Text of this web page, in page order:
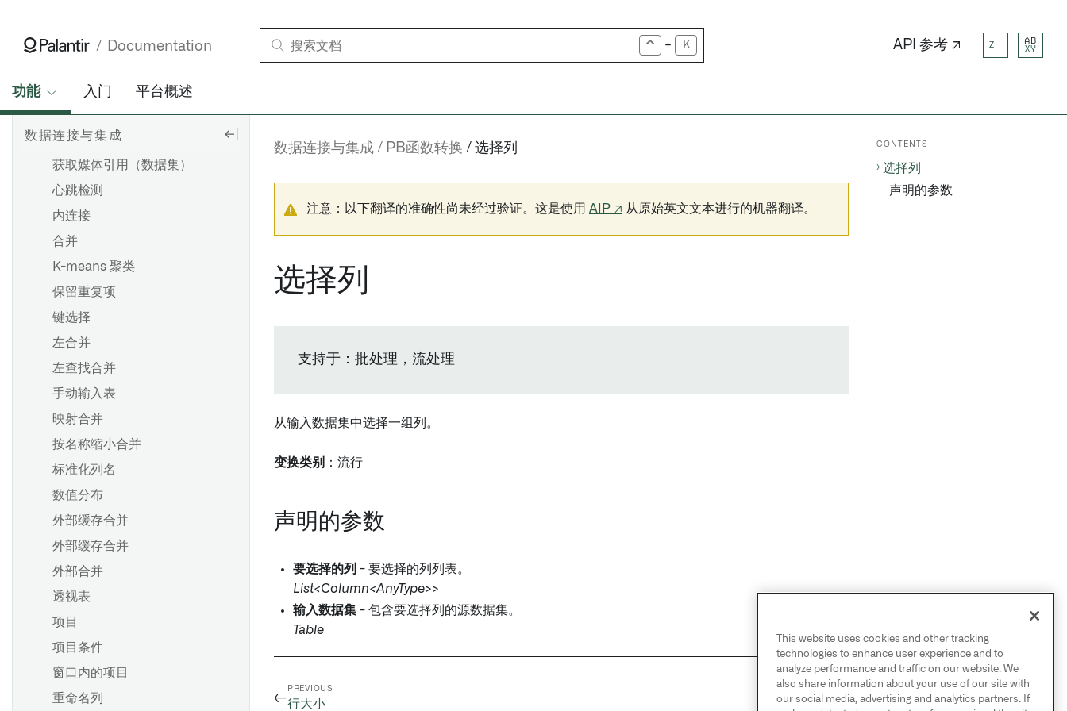
Documentation + K API 参考 ↗ ZH
AB
XY
功能 入门 平台概述
数据连接与集成
分支和发布流程
搭建生产流水线
颜色组
导出管道代码
概览
创建分支
提出更改
批准更改
分支保护
回退分支
概述
创建计划
调度器中的 AIP 功能
数据期望
配置数据健康检查
在 Pipeline Builder 中进行单
元测试
GeoPoint-to-GeoPoint 3d距离
几何交集合并
几何 knn 内部合并
几何 knn 左合并
获取媒体引用（数据集）
心跳检测
内连接
合并
K-means 聚类
保留重复项
键选择
左合并
左查找合并
手动输入表
映射合并
按名称缩小合并
标准化列名
数值分布
外部缓存合并
外部缓存合并
外部合并
透视表
项目
项目条件
窗口内的项目
重命名列
数据连接与集成 PB函数转换 选择列
注意：以下翻译的准确性尚未经过验证。这是使用 AIP ↗ 从原始英文文本进行的机器翻译。
选择列
支持于：批处理，流处理
从输入数据集中选择一组列。
变换类别 ：流行
声明的参数
要选择的列 - 要选择的列列表。
List<Column<AnyType>>
输入数据集 - 包含要选择列的源数据集。
Table
←
PREVIOUS
行大小
NEXT
半连接→
CONTENTS
选择列
声明的参数
This website uses cookies and other tracking
technologies to enhance user experience and to
analyze performance and traffic on our website. We
also share information about your use of our site with
our social media, advertising and analytics partners. If